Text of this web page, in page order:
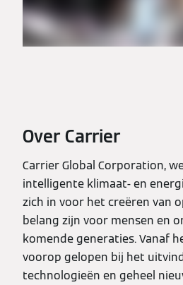
Over Carrier
Carrier Global Corporation,
intelligente klimaat- en
zich in voor het creëren van
belang zijn voor mensen en
komende generaties. Vanaf
voorop gelopen bij het
technologieën en geheel